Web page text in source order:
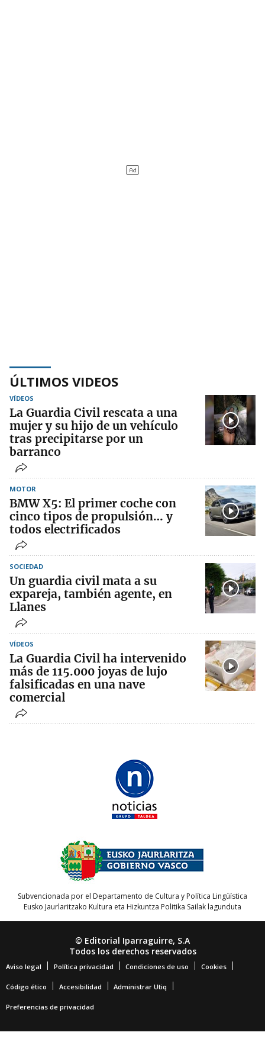
ÚLTIMOS VIDEOS
VÍDEOS
La Guardia Civil rescata a una
mujer y su hijo de un vehículo
tras precipitarse por un
barranco
MOTOR
BMW X5: El primer coche con
cinco tipos de propulsión… y
todos electrificados
SOCIEDAD
Un guardia civil mata a su
expareja, también agente, en
Llanes
VÍDEOS
La Guardia Civil ha intervenido
más de 115.000 joyas de lujo
falsificadas en una nave
comercial
Subvencionada por el Departamento de Cultura y Política Lingüística
Eusko Jaurlaritzako Kultura eta Hizkuntza Politika Sailak lagunduta
© Editorial Iparraguirre, S.A
Todos los derechos reservados
Aviso legal Política privacidad Condiciones de uso Cookies
Código ético Accesibilidad Administrar Utiq
Preferencias de privacidad